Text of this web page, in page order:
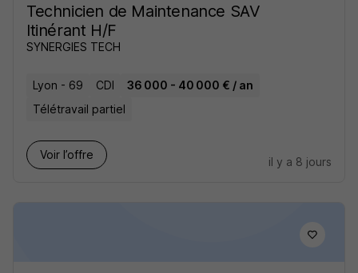
Technicien de Maintenance SAV
Itinérant H/F
SYNERGIES TECH
Lyon - 69 CDI
36 000 - 40 000 € / an
Télétravail partiel
Voir l’offre
il y a 8 jours